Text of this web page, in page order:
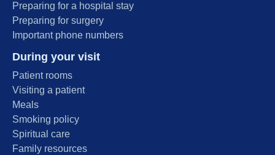
Preparing for a hospital stay
Preparing for surgery
Important phone numbers
During your visit
Patient rooms
Visiting a patient
Meals
Smoking policy
Spiritual care
Family resources